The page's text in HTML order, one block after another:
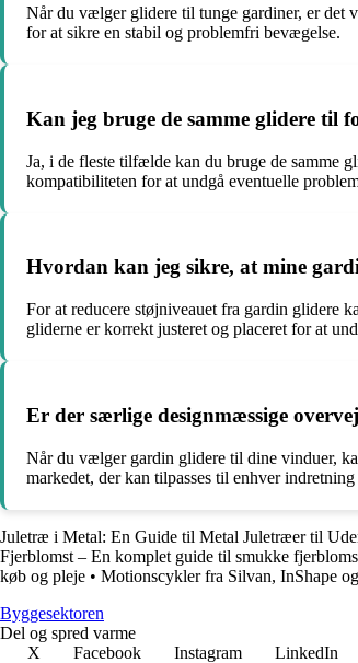
Når du vælger glidere til tunge gardiner, er det
for at sikre en stabil og problemfri bevægelse.
Kan jeg bruge de samme glidere til
Ja, i de fleste tilfælde kan du bruge de samme
kompatibiliteten for at undgå eventuelle
Hvordan kan jeg sikre, at mine
For at reducere støjniveauet fra gardin glidere
gliderne er korrekt justeret og placeret for at
Er der særlige designmæssige
Når du vælger gardin glidere til dine vinduer,
markedet, der kan tilpasses til enhver
Juletræ i Metal: En Guide til Metal Juletræer til
Fjerblomst – En komplet guide til smukke
køb og pleje • Motionscykler fra Silvan, InShape
Byggesektoren
Del og spred varme
X
Facebook Instagram LinkedIn